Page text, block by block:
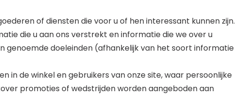
of diensten die voor u of hen interessant kunnen zijn.
die u aan ons verstrekt en informatie die we over u
genoemde doeleinden (afhankelijk van het soort informatie
in de winkel en gebruikers van onze site, waar persoonlijke
promoties of wedstrijden worden aangeboden aan